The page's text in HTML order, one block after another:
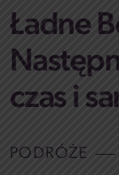
Ładne
czas i
PODRÓŻE